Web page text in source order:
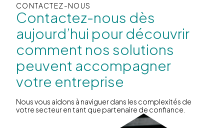
CONTACTEZ-NOUS
Contactez-nous dès
aujourd’hui pour découvrir
comment nos solutions
peuvent accompagner
votre entreprise
Nous vous aidons à naviguer dans les complexités de
votre secteur en tant que partenaire de confiance.